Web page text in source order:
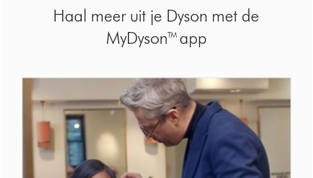
Haal meer uit je Dyson met de
MyDyson™ app